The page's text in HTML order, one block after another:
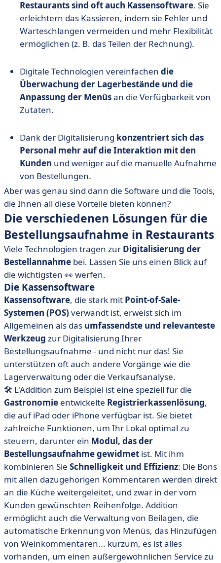
Restaurants sind oft auch Kassensoftware. Sie
erleichtern das Kassieren, indem sie Fehler und
Warteschlangen vermeiden und mehr Flexibilität
ermöglichen (z. B. das Teilen der Rechnung).
Digitale Technologien vereinfachen die
Überwachung der Lagerbestände und die
Anpassung der Menüsan die Verfügbarkeit von
Zutaten.
Dank der Digitalisierung konzentriert sich das
Personal mehr auf die Interaktion mit den
Kunden und weniger auf die manuelle Aufnahme
von Bestellungen.
Aber was genau sind dann die Software und die Tools,
die Ihnen all diese Vorteile bieten können?
Die verschiedenen Lösungen für die
Bestellungsaufnahme in Restaurants
Viele Technologien tragen zur Digitalisierung der
Bestellannahme bei. Lassen Sie uns einen Blick auf
die wichtigsten 👀 werfen.
Die Kassensoftware
Kassensoftware, die stark mit Point-of-Sale-
Systemen (POS) verwandt ist, erweist sich im
Allgemeinen als das umfassendste und relevanteste
Werkzeug zur Digitalisierung Ihrer
Bestellungsaufnahme - und nicht nur das! Sie
unterstützen oft auch andere Vorgänge wie die
Lagerverwaltung oder die Verkaufsanalyse.
🛠️ L'Addition zum Beispiel ist eine speziell für die
Gastronomie entwickelte Registrierkassenlösung,
die auf iPad oder iPhone verfügbar ist. Sie bietet
zahlreiche Funktionen, um Ihr Lokal optimal zu
steuern, darunter ein Modul, das der
Bestellungsaufnahme gewidmet ist. Mit ihm
kombinieren Sie Schnelligkeit und Effizienz: Die Bons
mit allen dazugehörigen Kommentaren werden direkt
an die Küche weitergeleitet, und zwar in der vom
Kunden gewünschten Reihenfolge. Addition
ermöglicht auch die Verwaltung von Beilagen, die
automatische Erkennung von Menüs, das Hinzufügen
von Weinkommentaren... kurzum, es ist alles
vorhanden, um einen außergewöhnlichen Service zu